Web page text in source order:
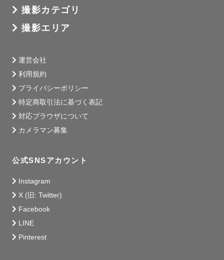
撮影カテゴリ
撮影エリア
運営会社
利用規約
プライバシーポリシー
特定商取引法に基づく表記
対応ブラウザについて
カメラマン募集
公式SNSアカウント
Instagram
X (旧: Twitter)
Facebook
LINE
Pinterest